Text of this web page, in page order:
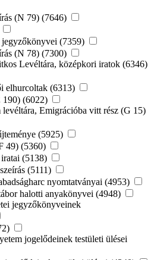
(N 79) (7646)
jegyzőkönyvei (7359)
(N 78) (7300)
Levéltára, középkori iratok (6346)
elhurcoltak (6313)
190) (6022)
Emigrációba vitt rész (G 15)
(5925)
49) (5360)
(5138)
(5111)
nyomtatványai (4953)
halotti anyakönyvei (4948)
jegyzőkönyveinek
jogelődeinek testületi ülései